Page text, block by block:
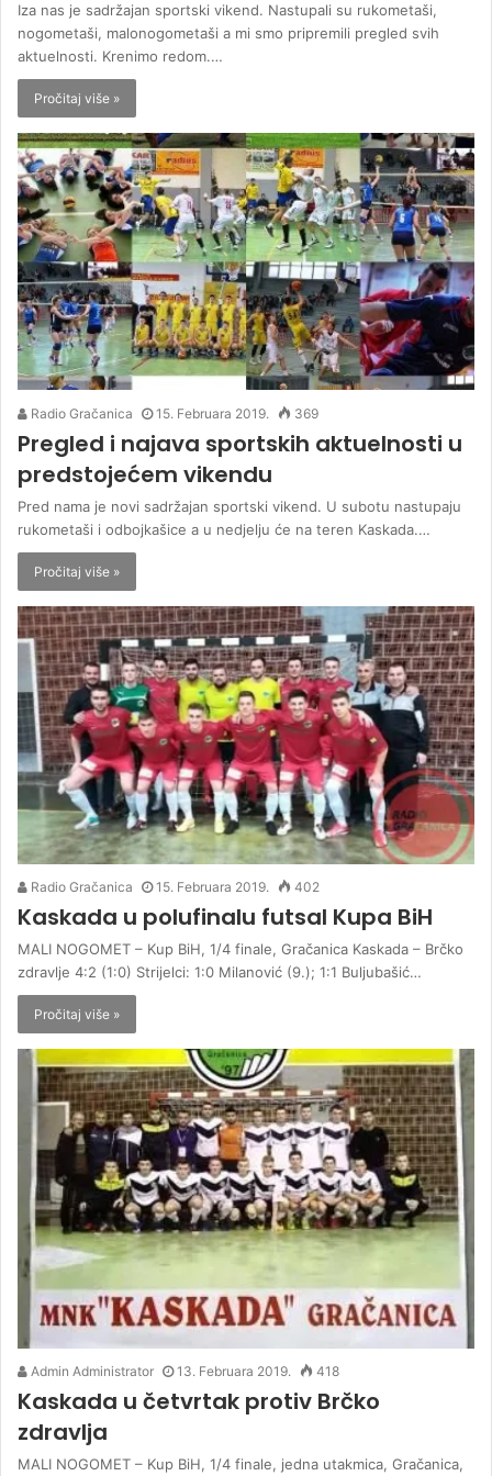
Iza nas je sadržajan sportski vikend. Nastupali su rukometaši,
nogometaši, malonogometaši a mi smo pripremili pregled svih
aktuelnosti. Krenimo redom.…
Pročitaj više »
Radio Gračanica 15. Februara 2019. 369
Pregled i najava sportskih aktuelnosti u
predstojećem vikendu
Pred nama je novi sadržajan sportski vikend. U subotu nastupaju
rukometaši i odbojkašice a u nedjelju će na teren Kaskada.…
Pročitaj više »
Radio Gračanica 15. Februara 2019. 402
Kaskada u polufinalu futsal Kupa BiH
MALI NOGOMET – Kup BiH, 1/4 finale, Gračanica Kaskada – Brčko
zdravlje 4:2 (1:0) Strijelci: 1:0 Milanović (9.); 1:1 Buljubašić…
Pročitaj više »
Admin Administrator 13. Februara 2019. 418
Kaskada u četvrtak protiv Brčko
zdravlja
MALI NOGOMET – Kup BiH, 1/4 finale, jedna utakmica, Gračanica,